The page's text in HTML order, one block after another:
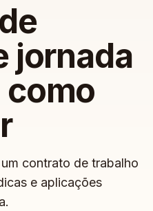
jornada
como
contrato de trabalho
e aplicações